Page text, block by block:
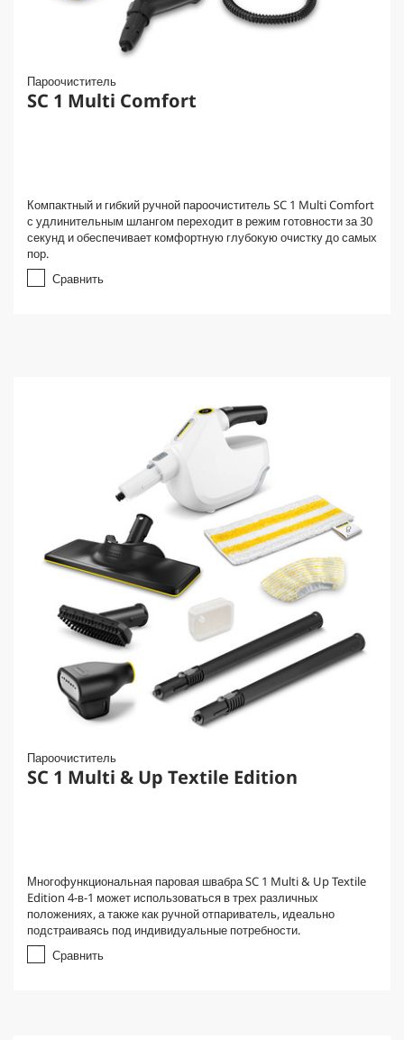
Пароочиститель
SC 1 Multi Comfort
Компактный и гибкий ручной пароочиститель SC 1 Multi Comfort
с удлинительным шлангом переходит в режим готовности за 30
секунд и обеспечивает комфортную глубокую очистку до самых
пор.
Сравнить
Пароочиститель
SC 1 Multi & Up Textile Edition
Многофункциональная паровая швабра SC 1 Multi & Up Textile
Edition 4-в-1 может использоваться в трех различных
положениях, а также как ручной отпариватель, идеально
подстраиваясь под индивидуальные потребности.
Сравнить